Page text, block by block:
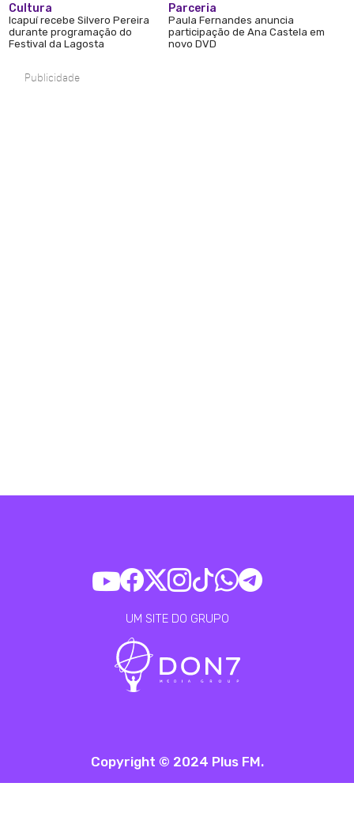
Cultura
Icapuí recebe Silvero Pereira
durante programação do
Festival da Lagosta
Parceria
Paula Fernandes anuncia
participação de Ana Castela em
novo DVD
Publicidade
UM SITE DO GRUPO
Copyright © 2024 Plus FM.